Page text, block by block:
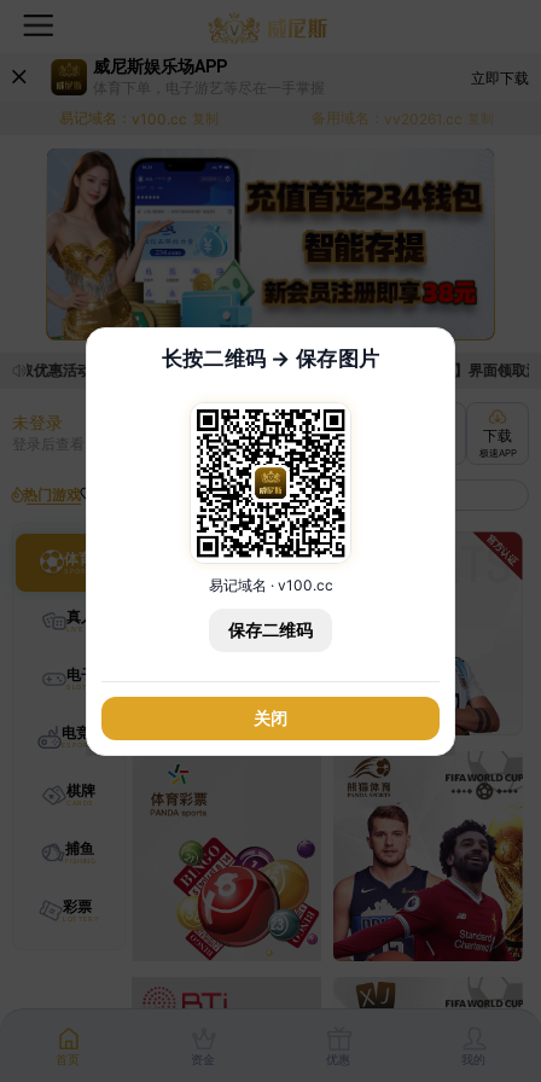
威尼斯娱乐场APP
体育下单，电子游艺等尽在一手掌握
立即下载
易记域名： v100.cc 复制 备用域名： vv20261.cc 复制
取优惠活动的手续麻烦，已新增优惠系统，现在可以前往【福利中心】界面领取
未登录
登录后查看 充值
快速到账
下载
极速APP
热门游戏
体育
真人
电子
电竞
棋牌
捕鱼
彩票
首页 资金 优惠 我的
长按二维码 → 保存图片
易记域名 · v100.cc
保存二维码
关闭